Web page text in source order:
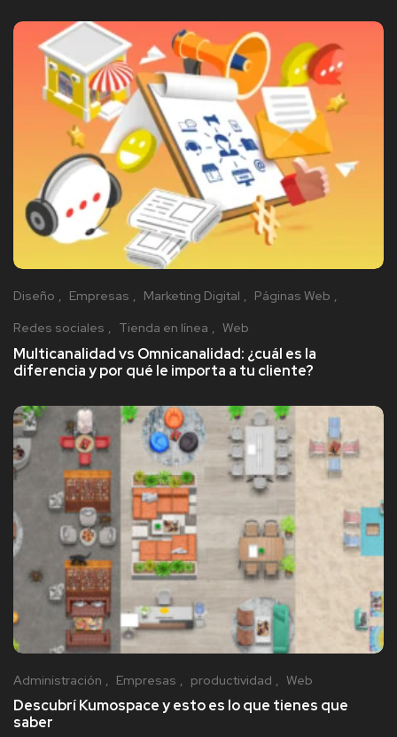
Diseño Empresas Marketing Digital
Páginas Web
Redes sociales
Tienda en línea Web
Multicanalidad vs Omnicanalidad: ¿cuál es la
diferencia y por qué le importa a tu cliente?
Administración Empresas productividad Web
Descubrí Kumospace y esto es lo que tienes que
saber